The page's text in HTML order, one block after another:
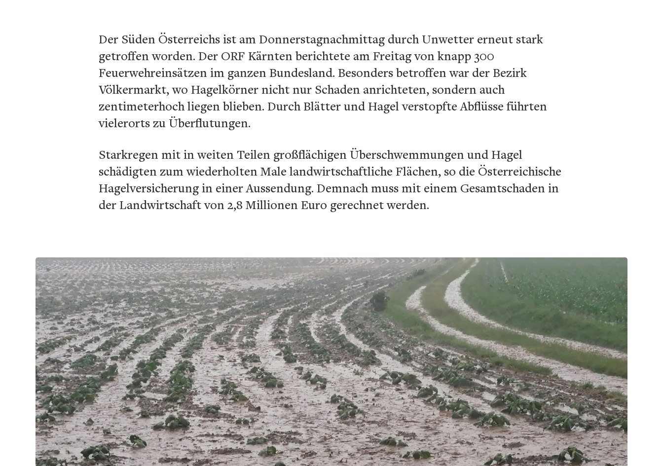
Der Süden Österreichs ist am Donnerstagnachmittag durch Unwetter erneut stark
getroffen worden. Der ORF Kärnten berichtete am Freitag von knapp 300
Feuerwehreinsätzen im ganzen Bundesland. Besonders betroffen war der Bezirk
Völkermarkt, wo Hagelkörner nicht nur Schaden anrichteten, sondern auch
zentimeterhoch liegen blieben. Durch Blätter und Hagel verstopfte Abflüsse führten
vielerorts zu Überflutungen.
Starkregen mit in weiten Teilen großflächigen Überschwemmungen und Hagel
schädigten zum wiederholten Male landwirtschaftliche Flächen, so die Österreichische
Hagelversicherung in einer Aussendung. Demnach muss mit einem Gesamtschaden in
der Landwirtschaft von 2,8 Millionen Euro gerechnet werden.